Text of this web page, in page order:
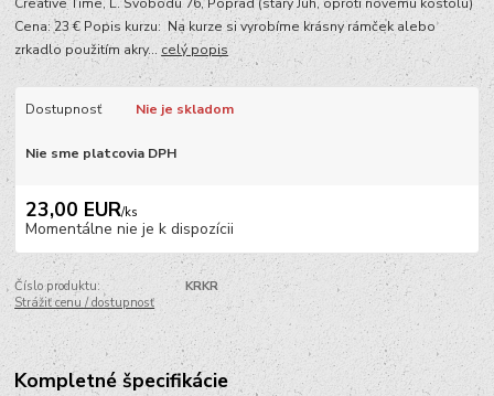
Creative Time, L. Svobodu 76, Poprad (starý Juh, oproti novému kostolu)
Cena: 23 € Popis kurzu: Na kurze si vyrobíme krásny rámček alebo
zrkadlo použitím akry... celý popis
Dostupnosť Nie je skladom
Nie sme platcovia DPH
23,00 EUR/ks
Momentálne nie je k dispozícii
Číslo produktu:
KRKR
Strážiť cenu / dostupnosť
Kompletné špecifikácie